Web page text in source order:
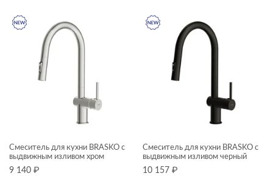
Смеситель для кухни BRASKO с
выдвижным изливом хром
9 140 ₽
Смеситель для кухни BRASKO с
выдвижным изливом черный
10 157 ₽